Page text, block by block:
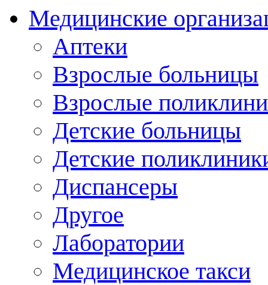
Медицинские
Аптеки
Взрослые больницы
Взрослые
Детские больницы
Детские
Диспансеры
Другое
Лаборатории
Медицинское такси